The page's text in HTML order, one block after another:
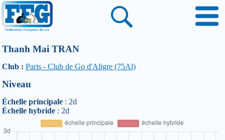
Thanh Mai TRAN
Club : Paris - Club de Go d'Aligre (75Al)
Niveau
Échelle principale : 2d
Échelle hybride : 2d